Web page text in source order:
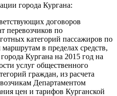
города Кургана:
договоров
перевозчиков по
категорий пассажиров по
в пределах средств,
Кургана на 2015 год на
услуг общественного
граждан, из расчета
Департаментом
цен и тарифов Курганской